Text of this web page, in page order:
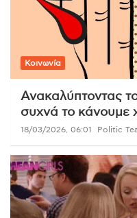
Κοινωνία
Ανακαλύπτοντας
συχνά το κάνουμε
18/03/2026, 06:01 Politic